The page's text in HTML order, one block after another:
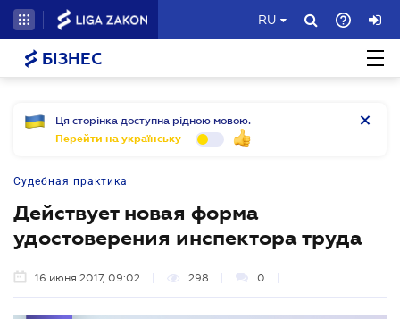
RU
БІЗНЕС
Ця сторінка доступна рідною мовою.
Перейти на українську
Судебная практика
Действует новая форма
удостоверения инспектора труда
16 июня 2017, 09:02 298 0